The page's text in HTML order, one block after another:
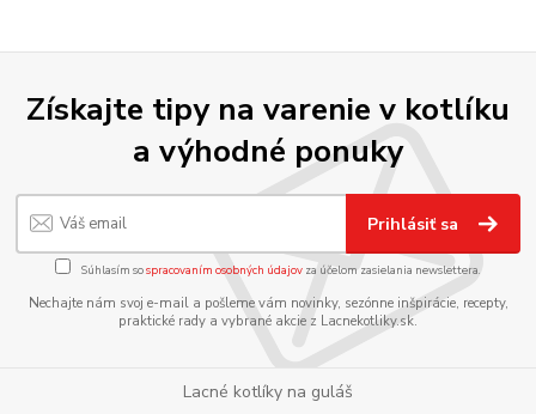
Získajte tipy na varenie v kotlíku
a výhodné ponuky
Prihlásiť sa
Súhlasím sospracovaním osobných údajov za účelom zasielania newslettera.
Nechajte nám svoj e-mail a pošleme vám novinky, sezónne inšpirácie, recepty,
praktické rady a vybrané akcie z Lacnekotliky.sk.
Lacné kotlíky na guláš